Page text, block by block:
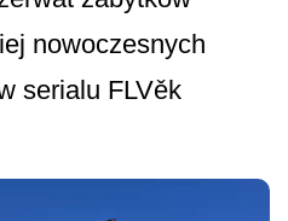
nowoczesnych
serialu FLVěk